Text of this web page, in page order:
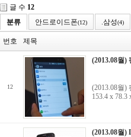
글 수 12
분류
안드로이드폰(12) .삼성(4)
번호 제목
12
(2013.08월)
(2013.08월)
153.4 x
(2013.08월)